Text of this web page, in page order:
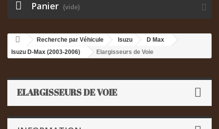
Panier (vide)
Recherche par Véhicule Isuzu
D Max
Isuzu D-Max (2003-2006)
Elargisseurs de Voie
ELARGISSEURS DE VOIE